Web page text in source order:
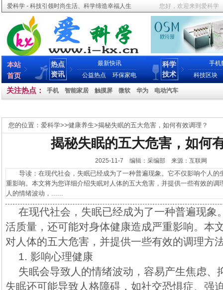
爱科学 - 科技引领时尚生活、科学缔造幸福人生 您好，欢迎来到爱科学
本站
首页
热点
资讯
最新快讯
公益热点
环保家电
科学
技术
手机
科技区块
关注热点： 手机 智能家居 触摸屏 微软 华为 电动汽车
您的位置： 爱科学>>健康养生>揭秘失眠的五大危害，如何有效调理？
揭秘失眠的五大危害，如何
2025-11-7 编辑：采编部 来源：互联网
导读：在现代社会，失眠已经成为了一种普遍现象。它不仅影响个人的
重影响。本文将为您详细介绍失眠对人体的五大危害，并提供一些有效的
人的情绪波动，......
在现代社会，失眠已经成为了一种普遍现象
活质量，还可能对身体健康造成严重影响。本
对人体的五大危害，并提供一些有效的调理方
1. 影响心理健康
失眠会导致人的情绪波动，容易产生焦虑、
失眠还可能导致人格障碍，如社交恐惧症、强